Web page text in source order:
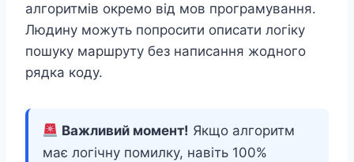
алгоритмів окремо від мов програмування.
Людину можуть попросити описати логіку
пошуку маршруту без написання жодного
рядка коду.
Важливий момент! Якщо алгоритм
має логічну помилку, навіть 100%